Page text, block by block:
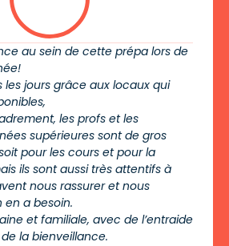
au sein de cette prépa lors de
les jours grâce aux locaux qui
les profs et les
supérieures sont de gros
pour les cours et pour la
ils sont aussi très attentifs à
nous rassurer et nous
en a besoin.
et familiale, avec de l’entraide
la bienveillance.